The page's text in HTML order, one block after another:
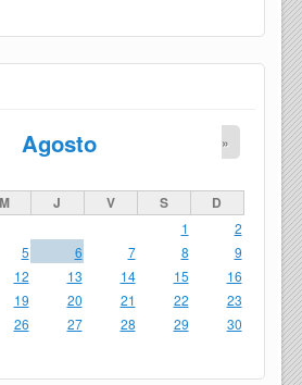
Agosto »
M J V S D
1
2
5 6 7 8
9
12 13 14 15
16
19 20 21 22
23
26 27 28 29
30